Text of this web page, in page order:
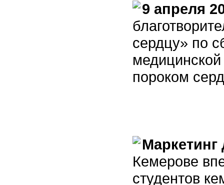
9 апреля
сердцу» по
пороком
Маркетинг
Кемерове
студентов